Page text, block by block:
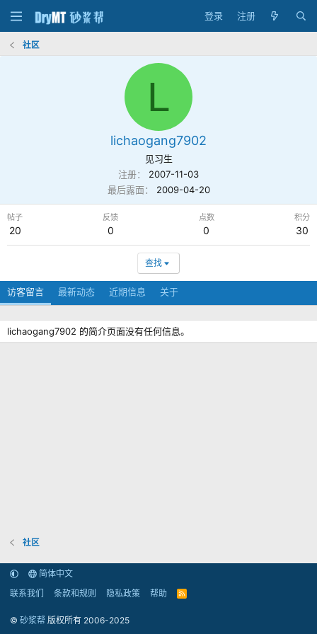
登录 注册
社区
L
lichaogang7902
见习生
注册
2007-11-03
最后露面
2009-04-20
帖子
20
反馈
0
点数
0
积分
30
查找
访客留言 最新动态 近期信息 关于
lichaogang7902 的简介页面没有任何信息。
社区
简体中文
联系我们
条款和规则 隐私政策 帮助
R
© 砂浆帮 版权所有 2006-2025